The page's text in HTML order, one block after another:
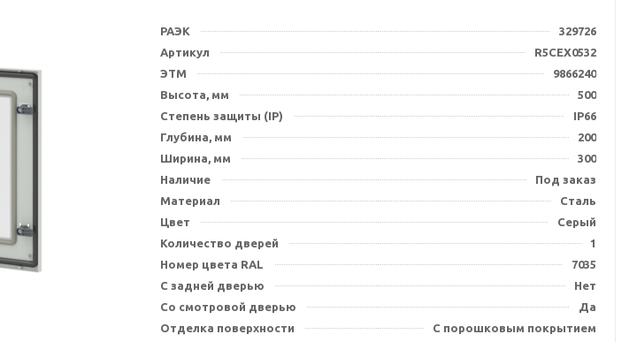
РАЭК
329726
Артикул
R5CEX0532
ЭТМ
9866240
Высота, мм
500
Степень защиты (IP)
IP66
Глубина, мм
200
Ширина, мм
300
Наличие
Под заказ
Материал
Сталь
Цвет
Серый
Количество дверей
1
Номер цвета RAL
7035
С задней дверью
Нет
Со смотровой дверью
Да
Отделка поверхности
С порошковым покрытием